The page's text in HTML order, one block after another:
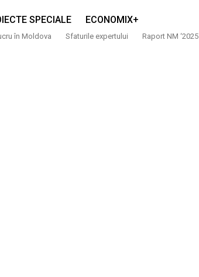
SPECIALE ECONOMIX+
în Moldova Sfaturile expertului Raport NM ‘2025